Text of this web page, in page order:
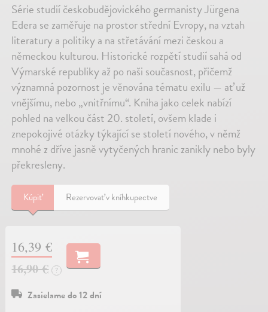
Série studií českobudějovického germanisty Jürgena
Edera se zaměřuje na prostor střední Evropy, na vztah
literatury a politiky a na střetávání mezi českou a
německou kulturou. Historické rozpětí studií sahá od
Výmarské republiky až po naši současnost, přičemž
významná pozornost je věnována tématu exilu — ať už
vnějšímu, nebo „vnitřnímu“. Kniha jako celek nabízí
pohled na velkou část 20. století, ovšem klade i
znepokojivé otázky týkající se století nového, v němž
mnohé z dříve jasně vytyčených hranic zanikly nebo byly
překresleny.
Kúpiť Rezervovať v kníhkupectve
16,39 €
16,90 €
?
Zasielame do 12 dní